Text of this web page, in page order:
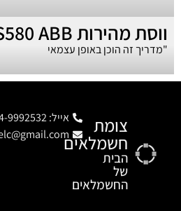
ווסת מהירות ACS580 ABB
"מדריך זה הוכן באופן עצמאי
צומת
חשמלאים
הבית
של
החשמלאים
אייל: 054-9992532